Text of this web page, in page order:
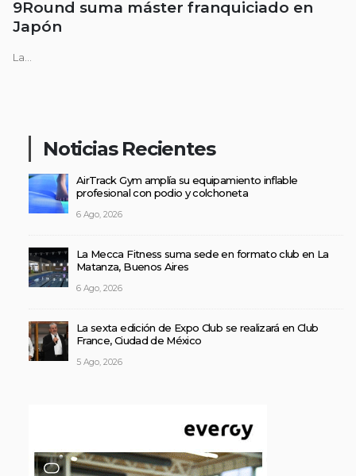
9Round suma máster franquiciado en
Japón
La...
Noticias Recientes
AirTrack Gym amplía su equipamiento inflable
profesional con podio y colchoneta
6 Ago, 2026
La Mecca Fitness suma sede en formato club en La
Matanza, Buenos Aires
6 Ago, 2026
La sexta edición de Expo Club se realizará en Club
France, Ciudad de México
5 Ago, 2026